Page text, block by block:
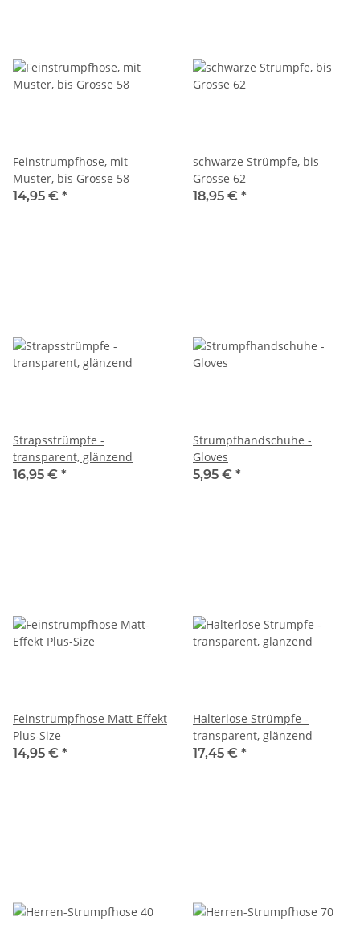
Feinstrumpfhose, mit
Muster, bis Grösse 58
14,95 € *
schwarze Strümpfe, bis
Grösse 62
18,95 € *
Strapsstrümpfe -
transparent, glänzend
16,95 € *
Strumpfhandschuhe -
Gloves
5,95 € *
Feinstrumpfhose Matt-Effekt
Plus-Size
14,95 € *
Halterlose Strümpfe -
transparent, glänzend
17,45 € *